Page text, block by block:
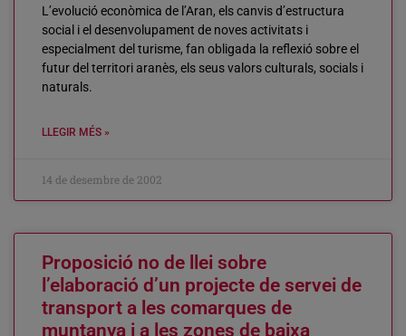
L’evolució econòmica de l’Aran, els canvis d’estructura
social i el desenvolupament de noves activitats i
especialment del turisme, fan obligada la reflexió sobre el
futur del territori aranès, els seus valors culturals, socials i
naturals.
LLEGIR MÉS »
14 de desembre de 2002
Proposició no de llei sobre
l’elaboració d’un projecte de servei de
transport a les comarques de
muntanya i a les zones de baixa